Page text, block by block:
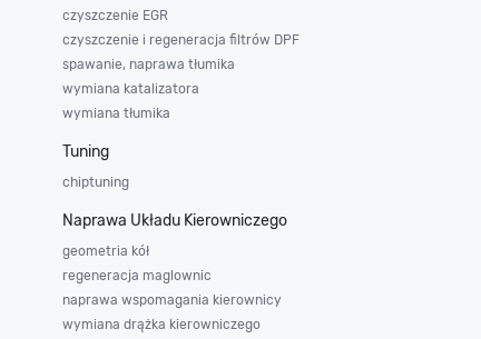
czyszczenie EGR
czyszczenie i regeneracja filtrów DPF
spawanie, naprawa tłumika
wymiana katalizatora
wymiana tłumika
Tuning
chiptuning
Naprawa Układu Kierowniczego
geometria kół
regeneracja maglownic
naprawa wspomagania kierownicy
wymiana drążka kierowniczego